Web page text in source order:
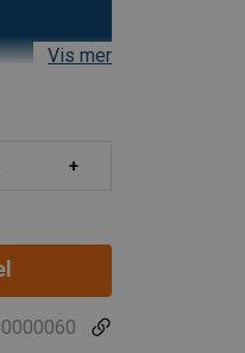
gjør
Vis mer